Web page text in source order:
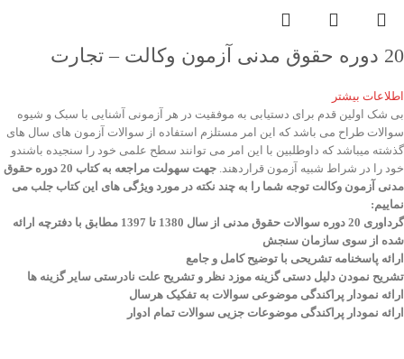
20 دوره حقوق مدنی آزمون وکالت – تجارت
اطلاعات بیشتر
بی شک اولین قدم برای دستیابی به موفقیت در هر آزمونی آشنایی با سبک و شیوه
سوالات طراح می باشد که این امر مستلزم استفاده از سوالات آزمون های سال های
گذشته میباشد که داوطلبین با این امر می توانند سطح علمی خود را سنجیده باشندو
خود را در شراط شبیه آزمون قراردهند.
جهت سهولت مراجعه به کتاب 20 دوره حقوق
مدنی آزمون وکالت توجه شما را به چند نکته در مورد ویژگی های این کتاب جلب می
نماییم:
گرداوری 20 دوره سوالات حقوق مدنی از سال 1380 تا 1397 مطابق با دفترچه ارائه
شده از سوی سازمان سنجش
ارائه پاسخنامه تشریحی با توضیح کامل و جامع
تشریح نمودن دلیل دستی گزینه موزد نظر و تشریح علت نادرستی سایر گزینه ها
ارائه نمودار پراکندگی موضوعی سوالات به تفکیک هرسال
رائه نمودار پراکندگی موضوعات جزیی سوالات تمام ادوار